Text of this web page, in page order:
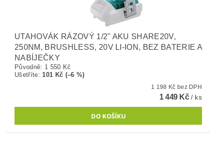
UTAHOVÁK RÁZOVÝ 1/2" AKU SHARE20V,
250NM, BRUSHLESS, 20V LI-ION, BEZ BATERIE A
NABÍJEČKY
Původně: 1 550 Kč
Ušetříte: 101 Kč (–6 %)
1 198 Kč bez DPH
1 449 Kč/ ks